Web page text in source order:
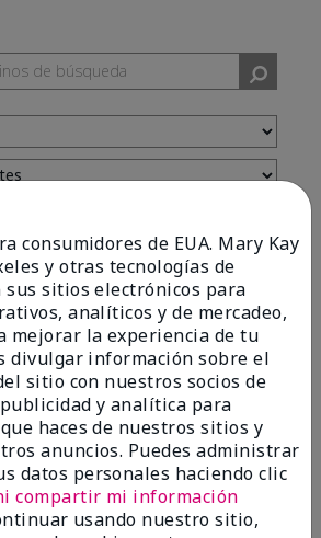
clientes
5
works
since adding this to my progam
consumidores de EUA. Mary Kay
y otras tecnologías de
sitios electrónicos para
analíticos y de mercadeo,
mejorar la experiencia de tu
divulgar información sobre el
sitio con nuestros socios de
y analítica para
haces de nuestros sitios y
anuncios. Puedes administrar
datos personales haciendo clic
compartir mi información
usando nuestro sitio,